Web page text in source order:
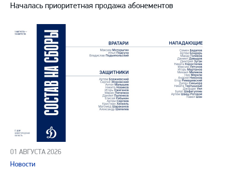
Началась приоритетная продажа абонементов
01 АВГУСТА 2026
Новости